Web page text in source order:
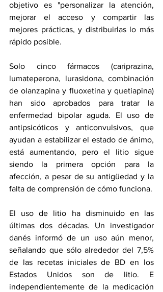
objetivo es "personalizar la atención,
mejorar el acceso y compartir las
mejores prácticas, y distribuirlas lo más
rápido posible.
Solo cinco fármacos (cariprazina,
lumateperona, lurasidona, combinación
de olanzapina y fluoxetina y quetiapina)
han sido aprobados para tratar la
enfermedad bipolar aguda. El uso de
antipsicóticos y anticonvulsivos, que
ayudan a estabilizar el estado de ánimo,
está aumentando, pero el litio sigue
siendo la primera opción para la
afección, a pesar de su antigüedad y la
falta de comprensión de cómo funciona.
El uso de litio ha disminuido en las
últimas dos décadas. Un investigador
danés informó de un uso aún menor,
señalando que sólo alrededor del 7,5%
de las recetas iniciales de BD en los
Estados Unidos son de litio. E
independientemente de la medicación